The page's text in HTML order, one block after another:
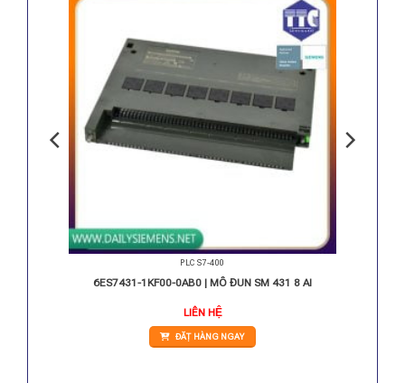
PLC S7-400
6ES7431-1KF00-0AB0 | MÔ ĐUN SM 431 8 AI
LIÊN HỆ
ĐẶT HÀNG NGAY